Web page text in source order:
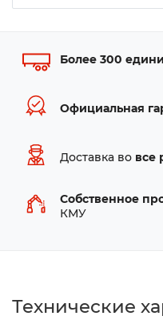
Более 300
Официальная
Доставка во все
Собственное
КМУ
Технические